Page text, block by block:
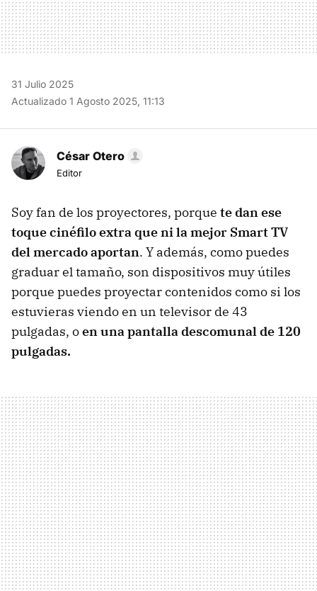
31 Julio 2025
Actualizado 1 Agosto 2025, 11:13
César Otero
Editor
Soy fan de los proyectores, porque te dan ese
toque cinéfilo extra que ni la mejor Smart TV
del mercado aportan. Y además, como puedes
graduar el tamaño, son dispositivos muy útiles
porque puedes proyectar contenidos como si los
estuvieras viendo en un televisor de 43
pulgadas, oen una pantalla descomunal de 120
pulgadas.